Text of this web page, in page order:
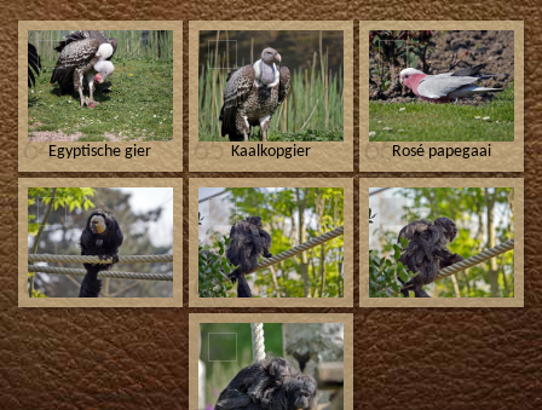
64Egyptische gier 65 Kaalkopgier 66Rosé papegaai
67 68 69